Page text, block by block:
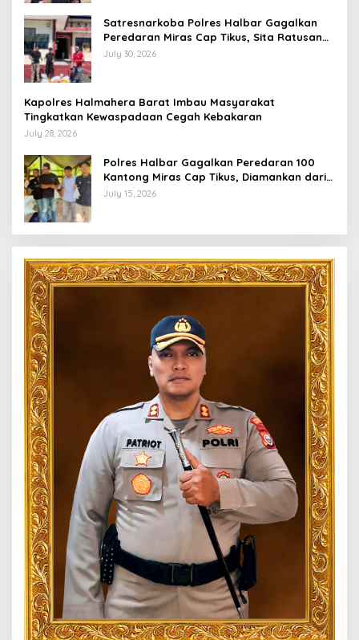
Satresnarkoba Polres Halbar Gagalkan
Peredaran Miras Cap Tikus, Sita Ratusan
Kantong Barang Bukti
July 30, 2026
Kapolres Halmahera Barat Imbau Masyarakat
Tingkatkan Kewaspadaan Cegah Kebakaran
July 28, 2026
Polres Halbar Gagalkan Peredaran 100
Kantong Miras Cap Tikus, Diamankan dari
Perkebunan Desa Tosoa
July 15, 2026